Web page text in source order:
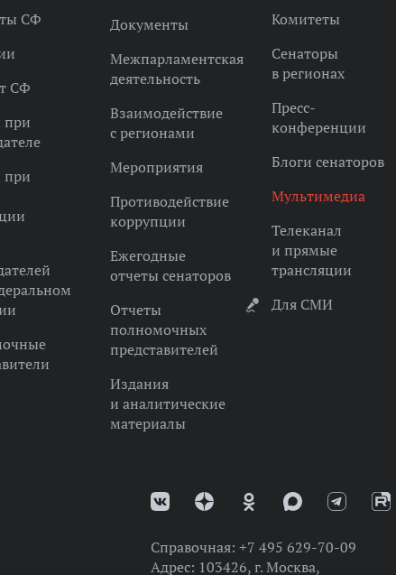
СФ
СФ
при
при
Документы
Межпарламентская
деятельность
Взаимодействие
с регионами
Мероприятия
Противодействие
коррупции
Ежегодные
отчеты сенаторов
Отчеты
полномочных
представителей
Издания
и аналитические
материалы
Комитеты
Сенаторы
в регионах
Пресс-
конференции
Блоги сенаторов
Мультимедиа
Телеканал
и прямые
трансляции
Для СМИ
Справочная: +7 495 629-70-09
Адрес: 103426, г. Москва,